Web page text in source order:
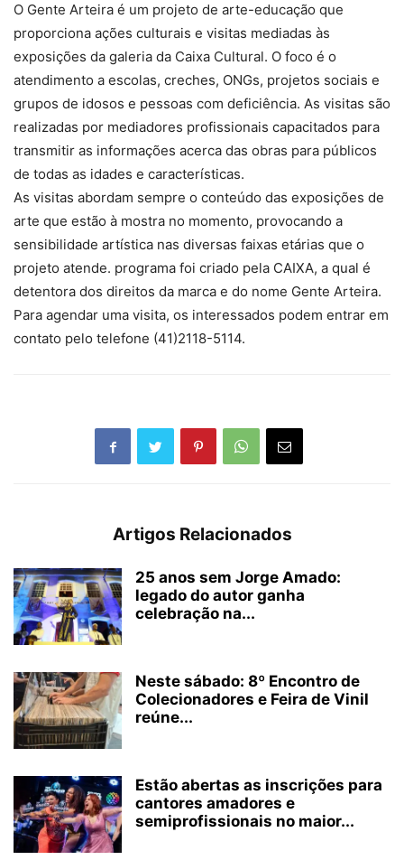
O Gente Arteira é um projeto de arte-educação que
proporciona ações culturais e visitas mediadas às
exposições da galeria da Caixa Cultural. O foco é o
atendimento a escolas, creches, ONGs, projetos sociais e
grupos de idosos e pessoas com deficiência. As visitas são
realizadas por mediadores profissionais capacitados para
transmitir as informações acerca das obras para públicos
de todas as idades e características.
As visitas abordam sempre o conteúdo das exposições de
arte que estão à mostra no momento, provocando a
sensibilidade artística nas diversas faixas etárias que o
projeto atende. programa foi criado pela CAIXA, a qual é
detentora dos direitos da marca e do nome Gente Arteira.
Para agendar uma visita, os interessados podem entrar em
contato pelo telefone (41)2118-5114.
Artigos Relacionados
25 anos sem Jorge Amado:
legado do autor ganha
celebração na...
Neste sábado: 8º Encontro de
Colecionadores e Feira de Vinil
reúne...
Estão abertas as inscrições para
cantores amadores e
semiprofissionais no maior...